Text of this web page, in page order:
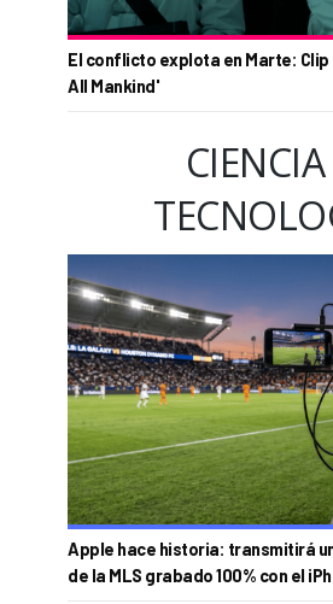
El conflicto explota en Marte: Clip
All Mankind'
Apple hace historia: transmitirá
de la MLS grabado 100% con el